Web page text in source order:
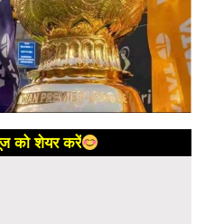
को शेयर करें